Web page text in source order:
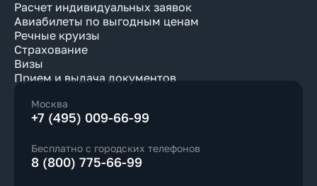
Расчет индивидуальных заявок
Авиабилеты по выгодным ценам
Речные круизы
Страхование
Визы
Прием и выдача документов
Москва
+7 (495) 009-66-99
Бесплатно с городских телефонов
8 (800) 775-66-99